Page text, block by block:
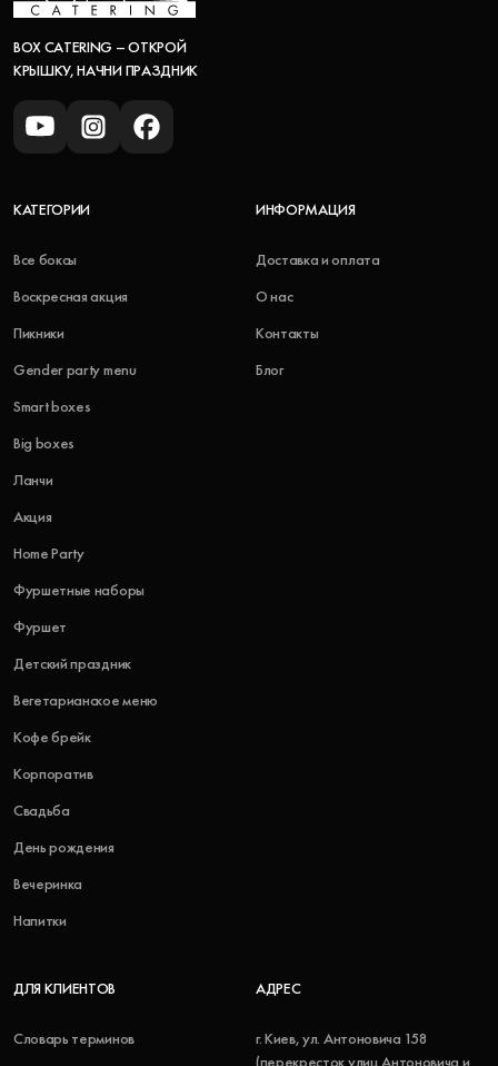
BOX CATERING – ОТКРОЙ
КРЫШКУ, НАЧНИ ПРАЗДНИК
КАТЕГОРИИ
Все боксы
Воскресная акция
Пикники
Gender party menu
Smart boxes
Big boxes
Ланчи
Акция
Home Party
Фуршетные наборы
Фуршет
Детский праздник
Вегетарианское меню
Кофе брейк
Корпоратив
Свадьба
День рождения
Вечеринка
Напитки
ИНФОРМАЦИЯ
Доставка и оплата
О нас
Контакты
Блог
ДЛЯ КЛИЕНТОВ
Словарь терминов
АДРЕС
г. Киев, ул. Антоновича 158
(перекресток улиц Антоновича и